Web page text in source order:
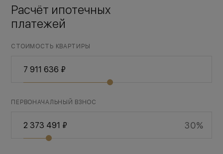
Расчёт ипотечных
платежей
СТОИМОСТЬ КВАРТИРЫ
ПЕРВОНАЧАЛЬНЫЙ ВЗНОС
30%